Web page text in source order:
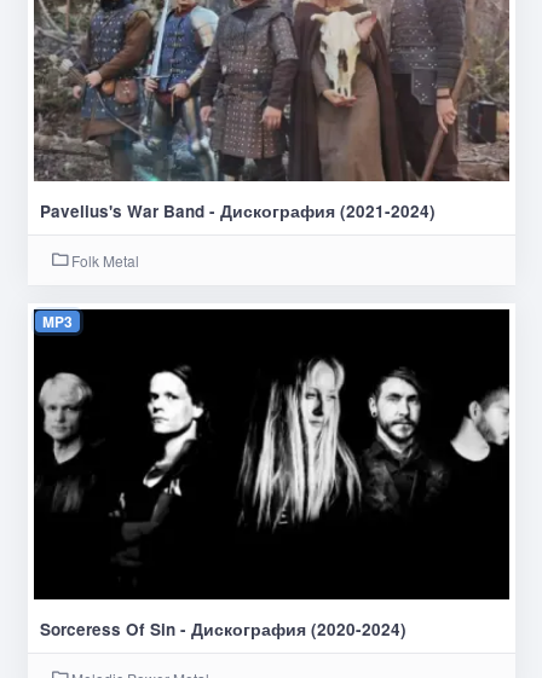
Pavelius's War Band - Дискография (2021-2024)
Folk Metal
MP3
Sorceress Of Sin - Дискография (2020-2024)